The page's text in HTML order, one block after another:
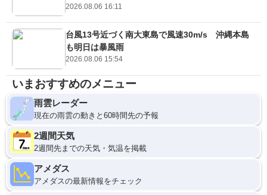
2026.08.06 16:11
台風13号近づく南大東島で風速30m/s 沖縄本島
も明日は暴風雨
2026.08.06 15:54
いまおすすめのメニュー
雨雲レーダー
現在の雨雲の動きと60時間先の予報
2週間天気
2週間先までの天気・気温を掲載
アメダス
アメダスの最新情報をチェック